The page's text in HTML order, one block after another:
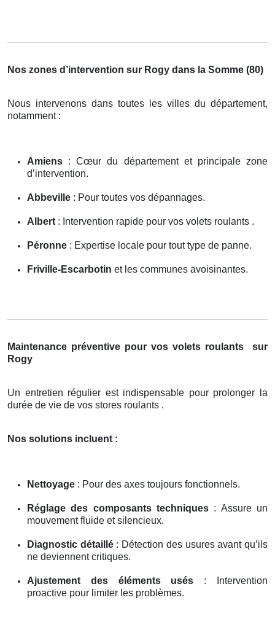
Nos zones d’intervention sur Rogy dans la Somme (80)
Nous intervenons dans toutes les villes du département,
notamment :
Amiens : Cœur du département et principale zone
d’intervention.
Abbeville : Pour toutes vos dépannages.
Albert : Intervention rapide pour vos volets roulants .
Péronne : Expertise locale pour tout type de panne.
Friville-Escarbotin et les communes avoisinantes.
Maintenance préventive pour vos volets roulants
sur
Rogy
Un entretien régulier est indispensable pour prolonger la
durée de vie de vos stores roulants .
Nos solutions incluent :
Nettoyage : Pour des axes toujours fonctionnels.
Réglage des composants techniques : Assure un
mouvement fluide et silencieux.
Diagnostic détaillé: Détection des usures avant qu’ils
ne deviennent critiques.
Ajustement des éléments usés : Intervention
proactive pour limiter les problèmes.